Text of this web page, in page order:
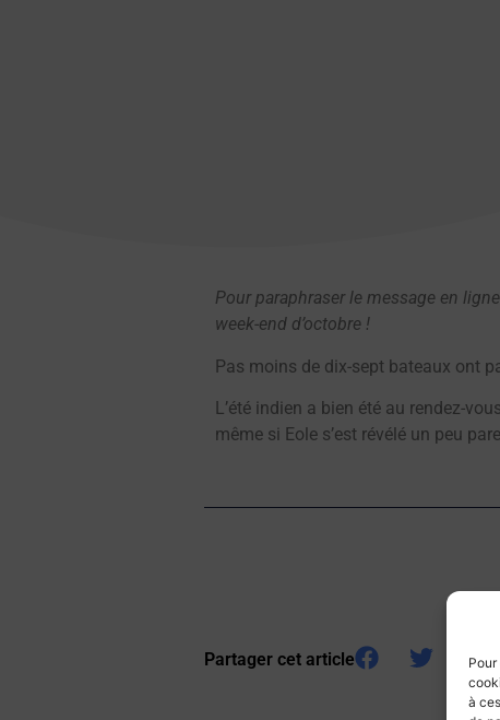
à
Pour paraphraser le message en
week-end d’octobre !
Pas moins de dix-sept bateaux ont
L’été indien a bien été au rendez-
même si Eole s’est révélé un peu
Partager cet article